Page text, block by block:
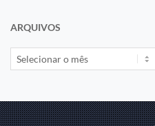
ARQUIVOS